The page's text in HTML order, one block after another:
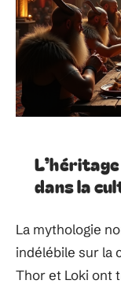
dans la
La mythologie
indélébile sur la
Thor et Loki ont